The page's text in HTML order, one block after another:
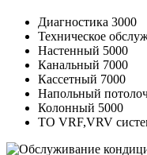
Диагностика 3000
Техническое
Настенный 5000
Канальный 7000
Кассетный 7000
Напольный
Колонный 5000
ТО VRF,VRV